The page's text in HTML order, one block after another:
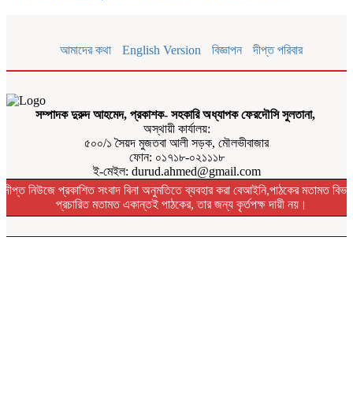
আমাদের কথা English Version বিজ্ঞাপন দীপ্ত পরিবার
সম্পাদক দুরুদ আহমেদ, প্রকাশক- সহকারি অধ্যাপক ফেরদৌসি সুলতানা,
অস্থায়ী কার্যালয়:
৫০০/১ সৈয়দ মুজতবা আলী সড়ক, মৌলভীবাজার
ফোন: ০১৭১৮-০২১১১৮
ই-মেইল: durud.ahmed@gmail.com
দীপ্ত নিউজে প্রকাশিত সংবাদ বিনা অনুমতিতে ব্যবহার করা বেআইনি,পাঠকের মতামত
প্রচারিত মতামত একান্তই পাঠকের, তার জন্য কৃর্তপক্ষ দায়ী নয়।